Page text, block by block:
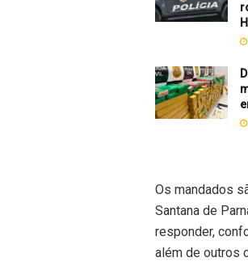
Os mandados
Santana de
responder,
além de outros